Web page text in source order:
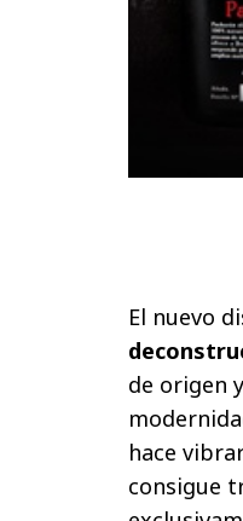
El nuevo
de origen
hace
consigue